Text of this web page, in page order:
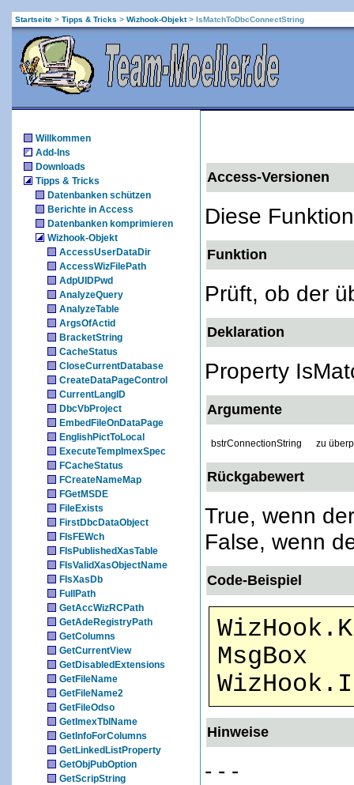
Startseite > Tipps & Tricks > Wizhook-Objekt> IsMatchToDbcConnectString
Willkommen
Add-Ins
Downloads
Tipps & Tricks
Datenbanken schützen
Berichte in Access
Datenbanken komprimieren
Wizhook-Objekt
AccessUserDataDir
AccessWizFilePath
AdpUIDPwd
AnalyzeQuery
AnalyzeTable
ArgsOfActid
BracketString
CacheStatus
CloseCurrentDatabase
CreateDataPageControl
CurrentLangID
DbcVbProject
EmbedFileOnDataPage
EnglishPictToLocal
ExecuteTempImexSpec
FCacheStatus
FCreateNameMap
FGetMSDE
FileExists
FirstDbcDataObject
FIsFEWch
FIsPublishedXasTable
FIsValidXasObjectName
FIsXasDb
FullPath
GetAccWizRCPath
GetAdeRegistryPath
GetColumns
GetCurrentView
GetDisabledExtensions
GetFileName
GetFileName2
GetFileOdso
GetImexTblName
GetInfoForColumns
GetLinkedListProperty
GetObjPubOption
GetScripString
Access-Versionen
Diese
Funktion
Prüft, ob der
Deklaration
Property
Argumente
bstrConnectionString zu
Rückgabewert
True, wenn
False, wenn
Code-Beispiel
MsgBox
Hinweise
- - -